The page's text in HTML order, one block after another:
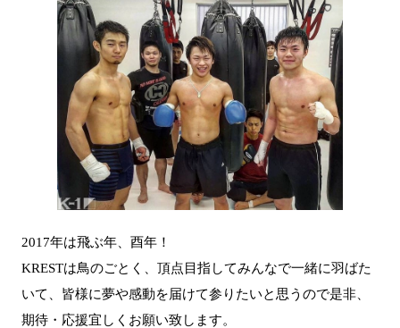
2017年は飛ぶ年、酉年！
KRESTは鳥のごとく、頂点目指してみんなで一緒に羽ばた
いて、皆様に夢や感動を届けて参りたいと思うので是非、
期待・応援宜しくお願い致します。